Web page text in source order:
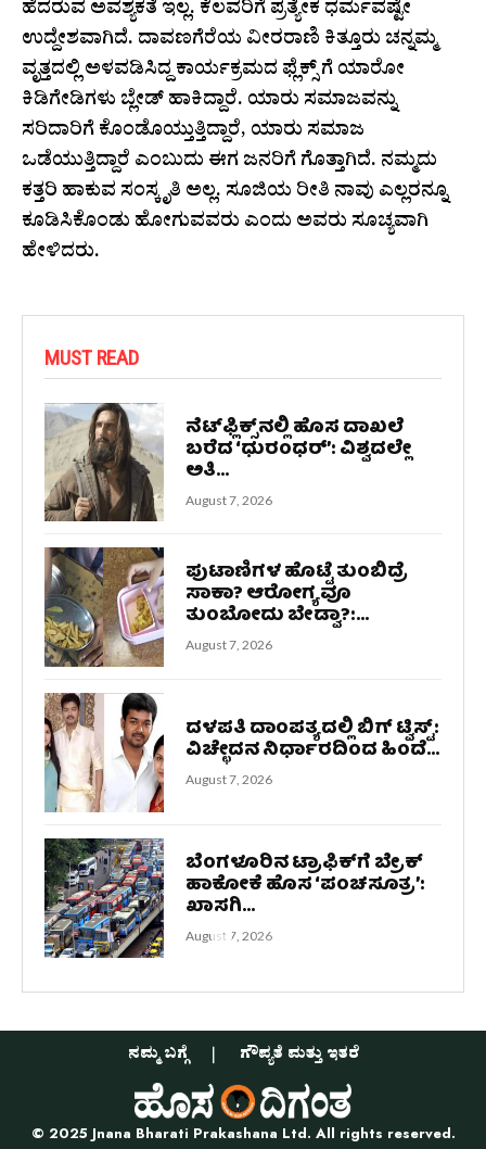
ಹೆದರುವ ಅವಶ್ಯಕತೆ ಇಲ್ಲ. ಕೆಲವರಿಗೆ ಪ್ರತ್ಯೇಕ ಧರ್ಮವಷ್ಟೇ
ಉದ್ದೇಶವಾಗಿದೆ. ದಾವಣಗೆರೆಯ ವೀರರಾಣಿ ಕಿತ್ತೂರು ಚನ್ನಮ್ಮ
ವೃತ್ತದಲ್ಲಿ ಅಳವಡಿಸಿದ್ದ ಕಾರ್ಯಕ್ರಮದ ಫ್ಲೆಕ್ಸ್ ಗೆ ಯಾರೋ
ಕಿಡಿಗೇಡಿಗಳು ಬ್ಲೇಡ್ ಹಾಕಿದ್ದಾರೆ. ಯಾರು ಸಮಾಜವನ್ನು
ಸರಿದಾರಿಗೆ ಕೊಂಡೊಯ್ತುತ್ತಿದ್ದಾರೆ, ಯಾರು ಸಮಾಜ
ಒಡೆಯುತ್ತಿದ್ದಾರೆ ಎಂಬುದು ಈಗ ಜನರಿಗೆ ಗೊತ್ತಾಗಿದೆ. ನಮ್ಮದು
ಕತ್ತರಿ ಹಾಕುವ ಸಂಸ್ಕೃತಿ ಅಲ್ಲ. ಸೂಜಿಯ ರೀತಿ ನಾವು ಎಲ್ಲರನ್ನೂ
ಕೂಡಿಸಿಕೊಂಡು ಹೋಗುವವರು ಎಂದು ಅವರು ಸೂಚ್ಯವಾಗಿ
ಹೇಳಿದರು.
MUST READ
ನೆಟ್‌ಫ್ಲಿಕ್ಸ್‌ನಲ್ಲಿ ಹೊಸ ದಾಖಲೆ
ಬರೆದ ‘ಧುರಂಧರ್’: ವಿಶ್ವದಲ್ಲೇ
ಅತಿ...
August 7, 2026
ಪುಟಾಣಿಗಳ ಹೊಟ್ಟೆ ತುಂಬಿದ್ರೆ
ಸಾಕಾ? ಆರೋಗ್ಯವೂ
ತುಂಬೋದು ಬೇಡ್ವಾ?:...
August 7, 2026
ದಳಪತಿ ದಾಂಪತ್ಯದಲ್ಲಿ ಬಿಗ್ ಟ್ವಿಸ್ಟ್:
ವಿಚ್ಛೇದನ ನಿರ್ಧಾರದಿಂದ ಹಿಂದೆ...
August 7, 2026
ಬೆಂಗಳೂರಿನ ಟ್ರಾಫಿಕ್‌ಗೆ ಬ್ರೇಕ್
ಹಾಕೋಕೆ ಹೊಸ ‘ಪಂಚಸೂತ್ರ’:
ಖಾಸಗಿ...
August 7, 2026
ನಮ್ಮ ಬಗ್ಗೆ ಗೌಪ್ಯತೆ ಮತ್ತು ಇತರೆ
© 2025 Jnana Bharati Prakashana Ltd. All rights reserved.